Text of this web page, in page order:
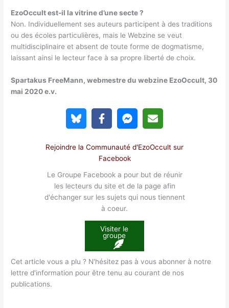
EzoOccult est-il la vitrine d’une secte ?
Non. Individuellement ses auteurs participent à des traditions
ou des écoles particulières, mais le Webzine se veut
multidisciplinaire et absent de toute forme de dogmatisme,
laissant ainsi le lecteur face à sa propre liberté de choix.
Spartakus FreeMann, webmestre du webzine EzoOccult, 30
mai 2020 e.v.
Rejoindre la Communauté d'EzoOccult sur
Facebook
Le Groupe Facebook a pour but de réunir
les lecteurs du site et de la page afin
d'échanger sur les sujets qui nous tiennent
à coeur.
Visiter le
groupe
Cet article vous a plu ? N'hésitez pas à vous abonner à notre
lettre d'information pour être tenu au courant de nos
publications.